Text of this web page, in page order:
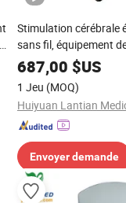
Stimulation cérébrale
sans fil, équipement
bionique EEG
687,00 $US
1 Jeu (MOQ)
Envoyer demande